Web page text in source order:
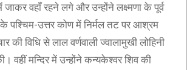
जाकर वहाँ रहने लगे और उन्होंने लक्ष्मणा के पूर्व
पश्चिम-उत्तर कोण में निर्मल तट पर आश्रम
की विधि से लाल वर्णवाली ज्वालामुखी लोहिनी
वहीं मन्दिर में उन्होंने कन्यकेश्वर शिव की